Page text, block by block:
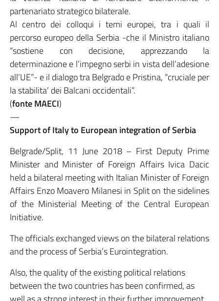
partenariato strategico bilaterale.
Al centro dei colloqui i temi europei, tra i quali il
percorso europeo della Serbia -che il Ministro italiano
“sostiene con decisione, apprezzando la
determinazione e l’impegno serbi in vista dell’adesione
all’UE”- e il dialogo tra Belgrado e Pristina, “cruciale per
la stabilita’ dei Balcani occidentali”.
(fonte MAECI)
—
Support of Italy to European integration of Serbia
Belgrade/Split, 11 June 2018 – First Deputy Prime
Minister and Minister of Foreign Affairs Ivica Dacic
held a bilateral meeting with Italian Minister of Foreign
Affairs Enzo Moavero Milanesi in Split on the sidelines
of the Ministerial Meeting of the Central European
Initiative.
The officials exchanged views on the bilateral relations
and the process of Serbia’s Eurointegration.
Also, the quality of the existing political relations
between the two countries has been confirmed, as